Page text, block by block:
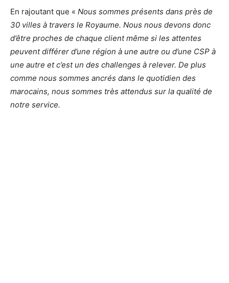
En rajoutant que « Nous sommes présents dans près de
30 villes à travers le Royaume. Nous nous devons donc
d’être proches de chaque client même si les attentes
peuvent différer d’une région à une autre ou d’une CSP à
une autre et c’est un des challenges à relever. De plus
comme nous sommes ancrés dans le quotidien des
marocains, nous sommes très attendus sur la qualité de
notre service.